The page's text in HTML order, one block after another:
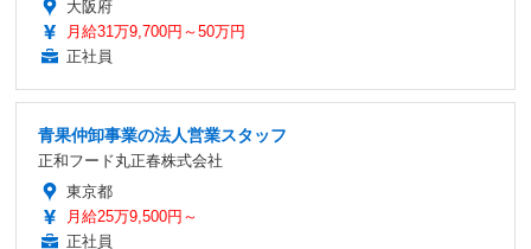
大阪府
月給31万9,700円～50万円
正社員
青果仲卸事業の法人営業スタッフ
正和フード丸正春株式会社
東京都
月給25万9,500円～
正社員